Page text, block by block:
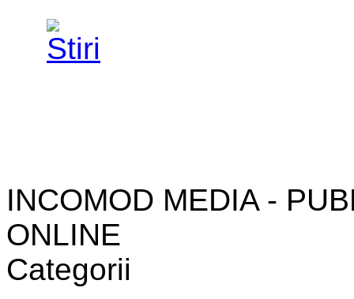
INCOMOD MEDIA -
ONLINE
Categorii